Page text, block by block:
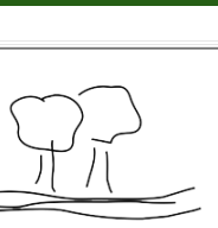
• Rechtern 6 • 49406